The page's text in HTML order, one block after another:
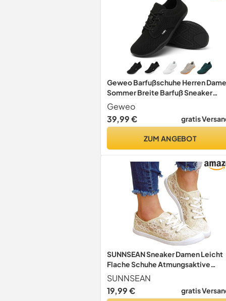
Geweo Barfußschuhe Herren
Sommer Breite Barfuß Sneaker
Schwarz 45EU
Geweo
39,99 €
gratis
ZUM ANGEBOT
SUNNSEAN Sneaker Damen Leicht
Flache Schuhe Atmungsaktive
Stoffschuhe Elegante Frauen
Schnürhalbschuhe Laufschuhe
Sommer Herbst Outdoor
SUNNSEAN
19,99 €
gratis